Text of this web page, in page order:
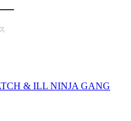
& ILL NINJA GANG